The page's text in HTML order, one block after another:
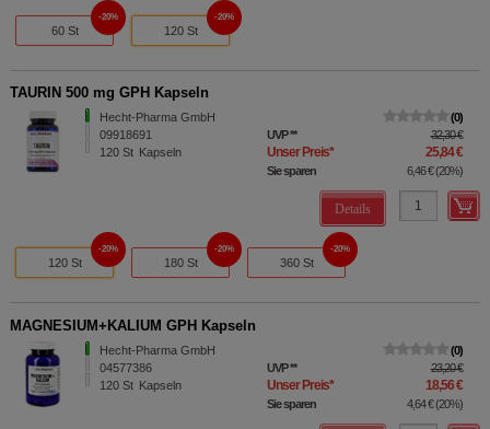
60 St
20%
120 St
20%
TAURIN 500 mg GPH Kapseln
Hecht-Pharma GmbH
09918691
120 St Kapseln
0
UVP** 32,30 €
Unser Preis* 25,84 €
Sie sparen 6,46 €(20%)
Details
120 St
20%
180 St
20%
360 St
20%
MAGNESIUM+KALIUM GPH Kapseln
Hecht-Pharma GmbH
04577386
120 St Kapseln
0
UVP** 23,20 €
Unser Preis* 18,56 €
Sie sparen 4,64 €(20%)